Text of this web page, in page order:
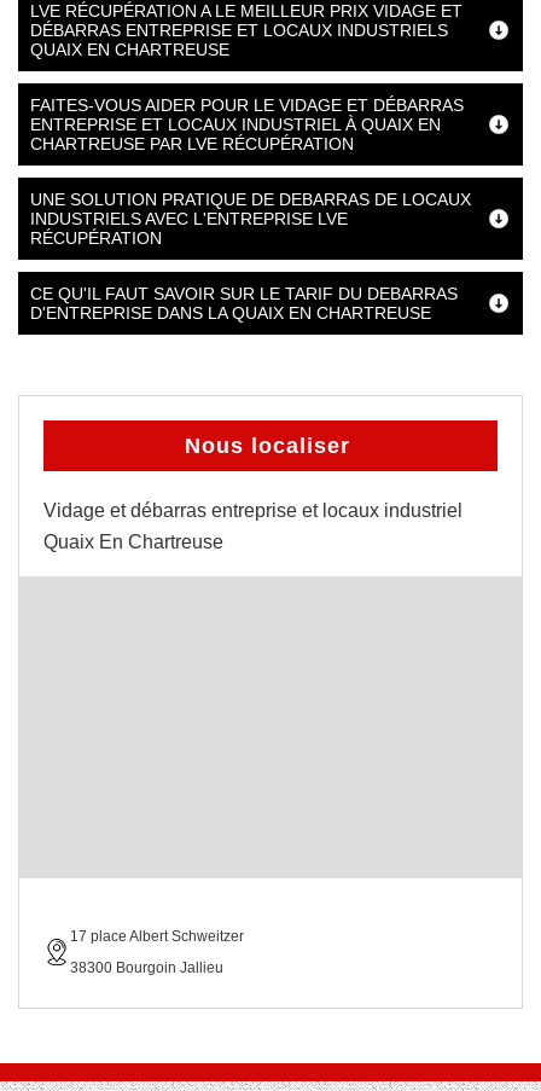
LVE RÉCUPÉRATION A LE MEILLEUR PRIX VIDAGE ET
DÉBARRAS ENTREPRISE ET LOCAUX INDUSTRIELS
QUAIX EN CHARTREUSE
FAITES-VOUS AIDER POUR LE VIDAGE ET DÉBARRAS
ENTREPRISE ET LOCAUX INDUSTRIEL À QUAIX EN
CHARTREUSE PAR LVE RÉCUPÉRATION
UNE SOLUTION PRATIQUE DE DEBARRAS DE LOCAUX
INDUSTRIELS AVEC L'ENTREPRISE LVE
RÉCUPÉRATION
CE QU'IL FAUT SAVOIR SUR LE TARIF DU DEBARRAS
D'ENTREPRISE DANS LA QUAIX EN CHARTREUSE
Nous localiser
Vidage et débarras entreprise et locaux industriel
Quaix En Chartreuse
17 place Albert Schweitzer
38300 Bourgoin Jallieu